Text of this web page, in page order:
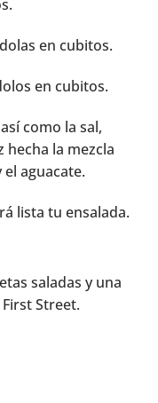
en cubitos.
en cubitos.
como la sal,
hecha la mezcla
aguacate.
lista tu ensalada.
saladas y una
Street.